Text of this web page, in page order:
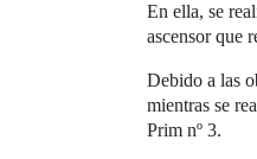
En ella, se
ascensor que
Debido a las
mientras se
Prim nº 3.